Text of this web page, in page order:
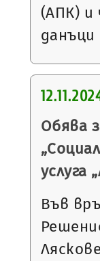
(АПК) и
Обява
услуга
Във